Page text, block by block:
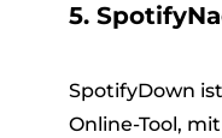
5.
SpotifyDown
Online-Tool,